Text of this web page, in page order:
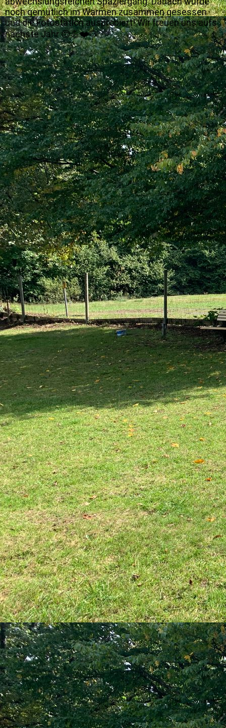
noch gemütlich im Warmen zusammen gesessen
und die Fotostation ausprobiert! Wir freuen uns aufs
nächste Jahr 😊💪❤️🐶